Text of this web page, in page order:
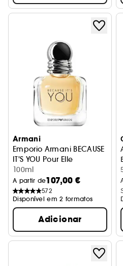
Armani
Emporio Armani BECAUSE
IT'S YOU Pour Elle
Eau de Parfum
100ml
A partir de107,00 €
572
Disponível em 2 formatos
Adicionar